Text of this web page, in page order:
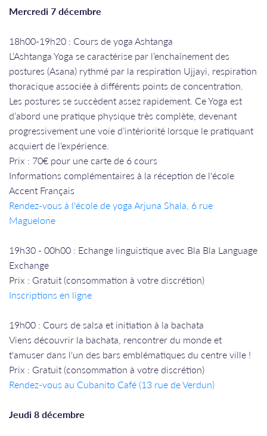
Mercredi 7 décembre
18h00-19h20 : Cours de yoga Ashtanga
L’Ashtanga Yoga se caractérise par l’enchaînement des
postures (Asana) rythmé par la respiration Ujjayi, respiration
thoracique associée à différents points de concentration.
Les postures se succèdent assez rapidement. Ce Yoga est
d’abord une pratique physique très complète, devenant
progressivement une voie d’intériorité lorsque le pratiquant
acquiert de l’expérience.
Prix : 70€ pour une carte de 6 cours
Informations complémentaires à la réception de l'école
Accent Français
Rendez-vous à l'école de yoga Arjuna Shala, 6 rue
Maguelone
19h30 - 00h00 : Echange linguistique avec Bla Bla Language
Exchange
Prix : Gratuit (consommation à votre discrétion)
Inscriptions en ligne
19h00 : Cours de salsa et initiation à la bachata
Viens découvrir la bachata, rencontrer du monde et
t'amuser dans l'un des bars emblématiques du centre ville !
Prix : Gratuit (consommation à votre discrétion)
Rendez-vous au Cubanito Café (13 rue de Verdun)
Jeudi 8 décembre